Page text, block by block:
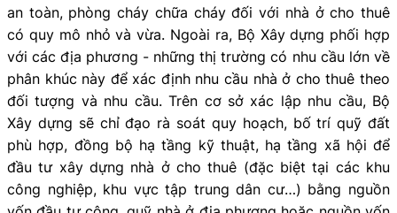
an toàn, phòng cháy chữa cháy đối với nhà ở cho thuê
có quy mô nhỏ và vừa. Ngoài ra, Bộ Xây dựng phối hợp
với các địa phương - những thị trường có nhu cầu lớn về
phân khúc này để xác định nhu cầu nhà ở cho thuê theo
đối tượng và nhu cầu. Trên cơ sở xác lập nhu cầu, Bộ
Xây dựng sẽ chỉ đạo rà soát quy hoạch, bố trí quỹ đất
phù hợp, đồng bộ hạ tầng kỹ thuật, hạ tầng xã hội để
đầu tư xây dựng nhà ở cho thuê (đặc biệt tại các khu
công nghiệp, khu vực tập trung dân cư…) bằng nguồn